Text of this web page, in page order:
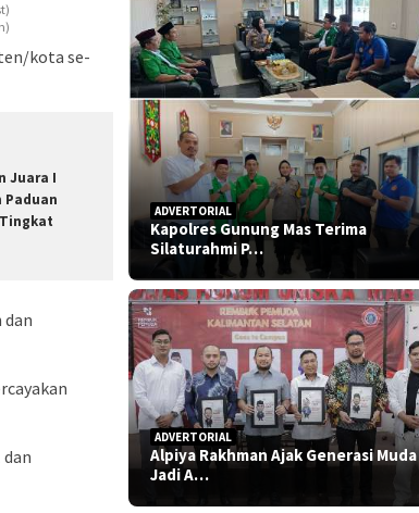
kota se-
Juara I
Paduan
Tingkat
ADVERTORIAL
Kapolres Gunung Mas Terima
Silaturahmi P…
ADVERTORIAL
Alpiya Rakhman Ajak Generasi Muda
Jadi A…